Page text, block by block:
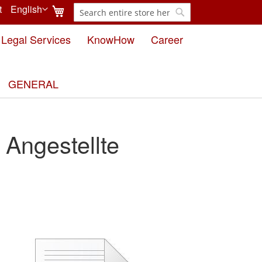
Search
My Cart
Language
English
Legal Services KnowHow Career
GENERAL